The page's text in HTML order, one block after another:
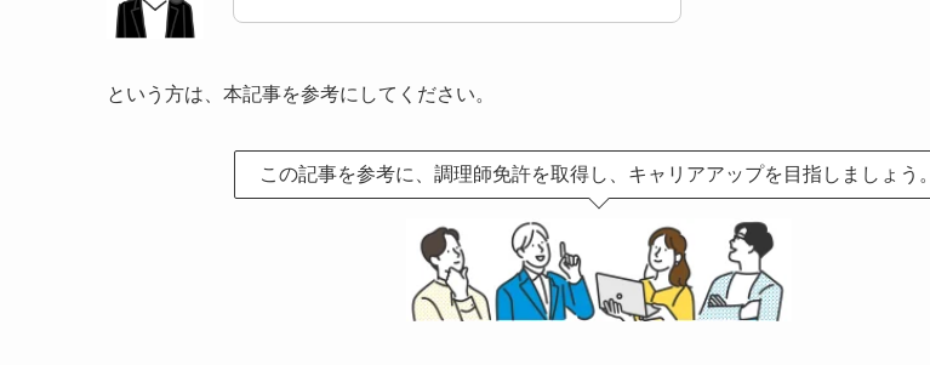
という方は、本記事を参考にしてください。
この記事を参考に、調理師免許を取得し、キャリアアップを目指しましょう。